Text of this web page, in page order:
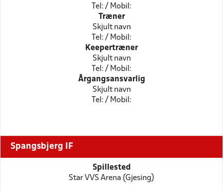
Tel: / Mobil:
Træner
Skjult navn
Tel: / Mobil:
Keepertræner
Skjult navn
Tel: / Mobil:
Årgangsansvarlig
Skjult navn
Tel: / Mobil:
Spangsbjerg IF
Spillested
Star VVS Arena (Gjesing)